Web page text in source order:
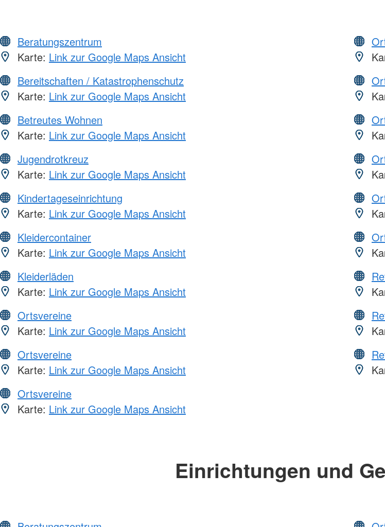
Beratungszentrum
Karte: Link zur Google Maps Ansicht
Bereitschaften / Katastrophenschutz
Karte: Link zur Google Maps Ansicht
Betreutes Wohnen
Karte: Link zur Google Maps Ansicht
Jugendrotkreuz
Karte: Link zur Google Maps Ansicht
Kindertageseinrichtung
Karte: Link zur Google Maps Ansicht
Kleidercontainer
Karte: Link zur Google Maps Ansicht
Kleiderläden
Karte: Link zur Google Maps Ansicht
Ortsvereine
Karte: Link zur Google Maps Ansicht
Ortsvereine
Karte: Link zur Google Maps Ansicht
Ortsvereine
Karte: Link zur Google Maps Ansicht
Einrichtungen und